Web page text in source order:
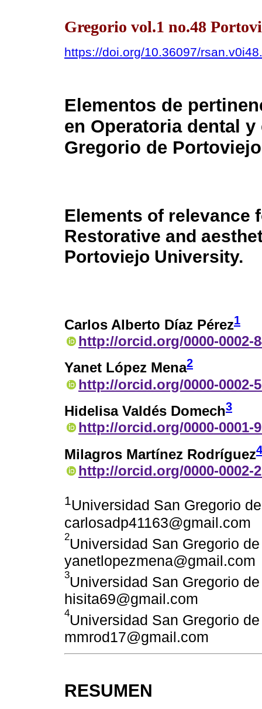
Gregorio vol.1 no.48
https://doi.org/10.36097/
Elementos de
en Operatoria dental
Gregorio de
Elements of relevance
Restorative and
Portoviejo University.
Carlos Alberto Díaz Pérez1
http://orcid.org/0000-0002-
Yanet López Mena2
http://orcid.org/0000-0002-
Hidelisa Valdés Domech3
http://orcid.org/0000-0001-
Milagros Martínez Rodríguez4
http://orcid.org/0000-0002-
1Universidad San Gregorio
carlosadp41163@gmail.com
2Universidad San Gregorio
yanetlopezmena@gmail.com
3Universidad San Gregorio
hisita69@gmail.com
4Universidad San Gregorio
mmrod17@gmail.com
RESUMEN